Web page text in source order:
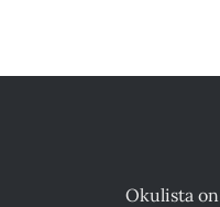
Okulista